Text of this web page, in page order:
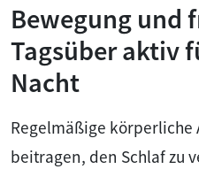
Bewegung und
Tagsüber aktiv
Nacht
Regelmäßige körperliche
beitragen, den Schlaf zu